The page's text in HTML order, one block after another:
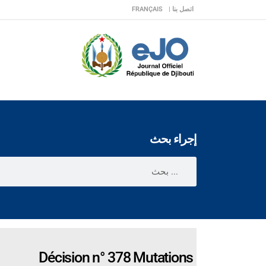
اتصل بنا | FRANÇAIS
إجراء بحث
Décision n° 378 Mutations